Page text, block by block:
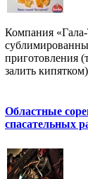
Компания
приготовления
залить
Областные
спасательных